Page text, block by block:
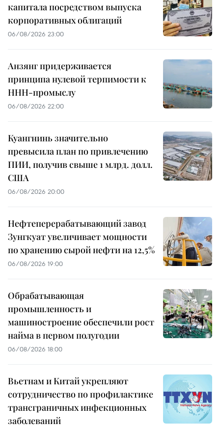
капитала посредством выпуска
корпоративных облигаций
06/08/2026 23:00
Анзянг придерживается
принципа нулевой терпимости к
ННН-промыслу
06/08/2026 22:00
Куангнинь значительно
превысила план по привлечению
ПИИ, получив свыше 1 млрд. долл.
США
06/08/2026 20:00
Нефтеперерабатывающий завод
Зунгкуат увеличивает мощности
по хранению сырой нефти на 12,5%
06/08/2026 19:00
Обрабатывающая
промышленность и
машиностроение обеспечили рост
найма в первом полугодии
06/08/2026 18:00
Вьетнам и Китай укрепляют
сотрудничество по профилактике
трансграничных инфекционных
заболеваний